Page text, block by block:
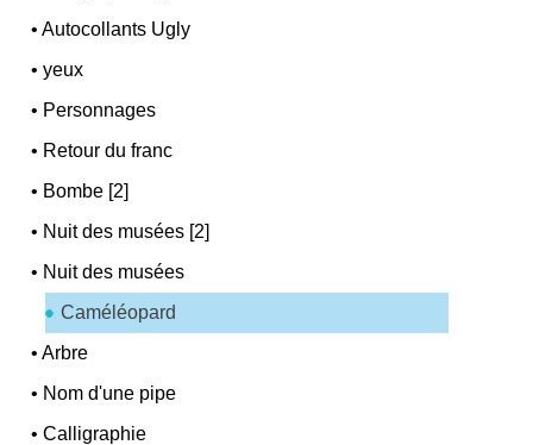
•Autocollants Ugly
•yeux
• Personnages
• Retour du franc
• Bombe [2]
• Nuit des musées [2]
• Nuit des musées
Caméléopard
•Arbre
• Nom d'une pipe
•Calligraphie